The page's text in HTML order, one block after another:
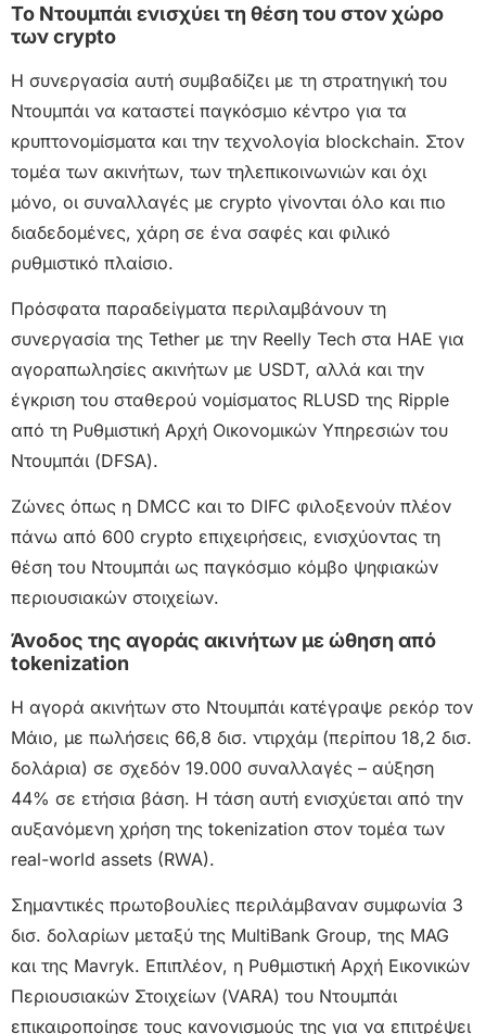
Το Ντουμπάι ενισχύει τη θέση του στον χώρο
των crypto
Η συνεργασία αυτή συμβαδίζει με τη στρατηγική του
Ντουμπάι να καταστεί παγκόσμιο κέντρο για τα
κρυπτονομίσματα και την τεχνολογία blockchain. Στον
τομέα των ακινήτων, των τηλεπικοινωνιών και όχι
μόνο, οι συναλλαγές με crypto γίνονται όλο και πιο
διαδεδομένες, χάρη σε ένα σαφές και φιλικό
ρυθμιστικό πλαίσιο.
Πρόσφατα παραδείγματα περιλαμβάνουν τη
συνεργασία της Tether με την Reelly Tech στα ΗΑΕ για
αγοραπωλησίες ακινήτων με USDT, αλλά και την
έγκριση του σταθερού νομίσματος RLUSD της Ripple
από τη Ρυθμιστική Αρχή Οικονομικών Υπηρεσιών του
Ντουμπάι (DFSA).
Ζώνες όπως η DMCC και το DIFC φιλοξενούν πλέον
πάνω από 600 crypto επιχειρήσεις, ενισχύοντας τη
θέση του Ντουμπάι ως παγκόσμιο κόμβο ψηφιακών
περιουσιακών στοιχείων.
Άνοδος της αγοράς ακινήτων με ώθηση από
tokenization
Η αγορά ακινήτων στο Ντουμπάι κατέγραψε ρεκόρ τον
Μάιο, με πωλήσεις 66,8 δισ. ντιρχάμ (περίπου 18,2 δισ.
δολάρια) σε σχεδόν 19.000 συναλλαγές – αύξηση
44% σε ετήσια βάση. Η τάση αυτή ενισχύεται από την
αυξανόμενη χρήση της tokenization στον τομέα των
real-world assets (RWA).
Σημαντικές πρωτοβουλίες περιλάμβαναν συμφωνία 3
δισ. δολαρίων μεταξύ της MultiBank Group, της MAG
και της Mavryk. Επιπλέον, η Ρυθμιστική Αρχή Εικονικών
Περιουσιακών Στοιχείων (VARA) του Ντουμπάι
επικαιροποίησε τους κανονισμούς της για να επιτρέψει